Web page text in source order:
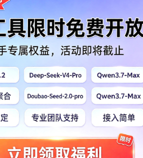
是我看了会疯
举报
切